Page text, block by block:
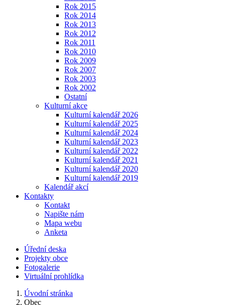
Rok 2015
Rok 2014
Rok 2013
Rok 2012
Rok 2011
Rok 2010
Rok 2009
Rok 2007
Rok 2003
Rok 2002
Ostatní
Kulturní akce
Kulturní kalendář 2026
Kulturní kalendář 2025
Kulturní kalendář 2024
Kulturní kalendář 2023
Kulturní kalendář 2022
Kulturní kalendář 2021
Kulturní kalendář 2020
Kulturní kalendář 2019
Kalendář akcí
Kontakty
Kontakt
Napište nám
Mapa webu
Anketa
Úřední deska
Projekty obce
Fotogalerie
Virtuální prohlídka
Úvodní stránka
Obec